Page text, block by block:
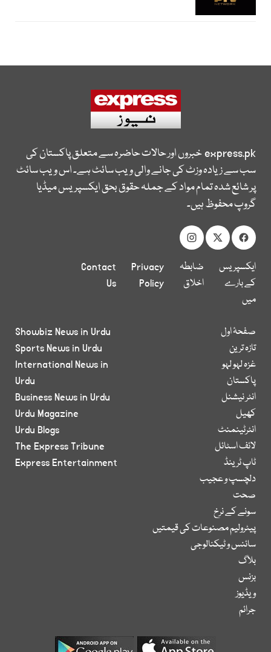
express.pkخبروں اور حالات حاضرہ سے متعلق پاکستان کی
سب سے زیادہ وزٹ کی جانے والی ویب سائٹ ہے۔ اس ویب سائٹ
پر شائع شدہ تمام مواد کے جملہ حقوق بحق ایکسپریس میڈیا
گروپ محفوظ ہیں۔
ایکسپریس
کے بارے
میں
ضابطہ
اخلاق
Privacy
Policy
Contact
Us
صفحۂ اول
تازہ ترین
غزہ لہو لہو
پاکستان
انٹر نیشنل
کھیل
انٹرٹینمنٹ
لائف اسٹائل
ٹاپ ٹرینڈ
دلچسپ و عجیب
صحت
سونے کے نرخ
پیٹرولیم مصنوعات کی قیمتیں
سائنس و ٹیکنالوجی
بلاگ
بزنس
ویڈیوز
جرائم
Showbiz News in Urdu
Sports News in Urdu
International News in
Urdu
Business News in Urdu
Urdu Magazine
Urdu Blogs
The Express Tribune
Express Entertainment